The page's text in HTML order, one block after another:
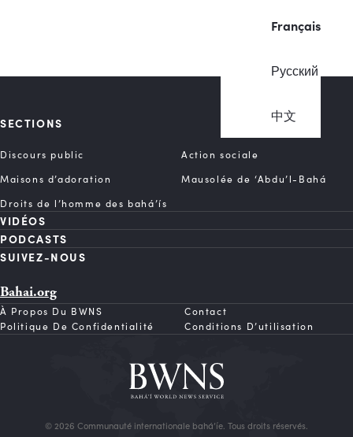
Français
Русский
中文
SECTIONS
Discours public
Action sociale
Maisons d’adoration
Mausolée de ‘Abdu’l-Bahá
Droits de l’homme des bahá’ís
VIDÉOS
PODCASTS
SUIVEZ-NOUS
Bahai.org
À Propos Du BWNS
Contact
Politique De Confidentialité
Conditions D’utilisation
© 2026 Communauté internationale bahá’íe. Tous droits réservés.